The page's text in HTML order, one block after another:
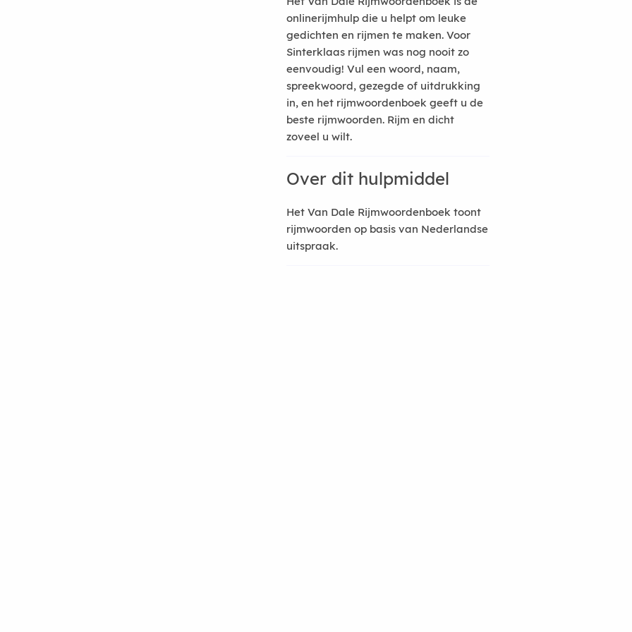
onlinerijmhulp die u helpt om leuke
gedichten en rijmen te maken. Voor
Sinterklaas rijmen was nog nooit zo
eenvoudig! Vul een woord, naam,
spreekwoord, gezegde of uitdrukking
in, en het rijmwoordenboek geeft u de
beste rijmwoorden. Rijm en dicht
zoveel u wilt.
Over dit hulpmiddel
Het Van Dale Rijmwoordenboek toont
rijmwoorden op basis van Nederlandse
uitspraak.